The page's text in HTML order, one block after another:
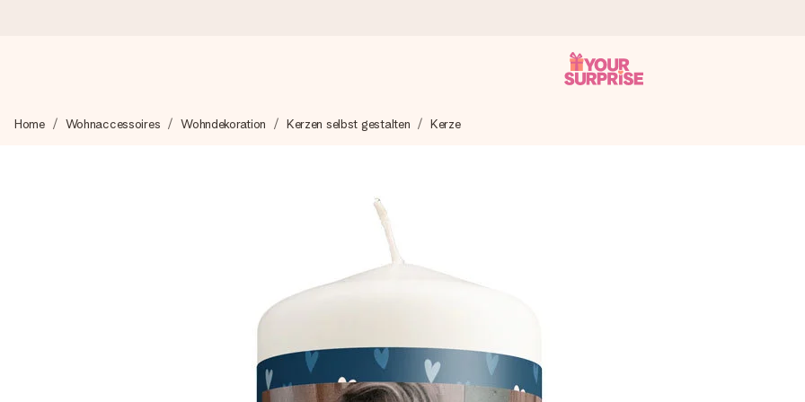
Wir bereiten dein Geschenk sorgfältig vor und schicken es blitzschnell – damit du es genau zum richtigen Zeitpunkt überreichen
Unsere Geschenke begeistern. Kunden bewerten uns mit 4,8 bei Google Reviews (Gesamtergebnis aller Länder, in die wir
Mit Liebe gemacht, im Handumdrehen
Home Wohnaccessoires Wohndekoration Kerzen selbst gestalten Kerze